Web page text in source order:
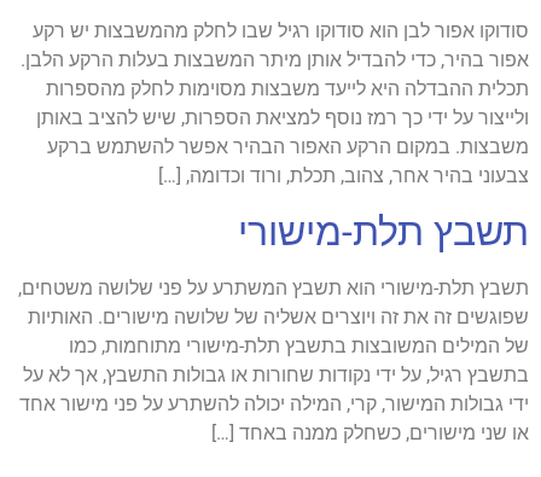
סודוקו אפור לבן הוא סודוקו רגיל שבו לחלק מהמשבצות יש רקע
אפור בהיר, כדי להבדיל אותן מיתר המשבצות בעלות הרקע הלבן.
תכלית ההבדלה היא לייעד משבצות מסוימות לחלק מהספרות
ולייצור על ידי כך רמז נוסף למציאת הספרות, שיש להציב באותן
משבצות. במקום הרקע האפור הבהיר אפשר להשתמש ברקע
צבעוני בהיר אחר, צהוב, תכלת, ורוד וכדומה, […]
תשבץ תלת-מישורי
תשבץ תלת-מישורי הוא תשבץ המשתרע על פני שלושה משטחים,
שפוגשים זה את זה ויוצרים אשליה של שלושה מישורים. האותיות
של המילים המשובצות בתשבץ תלת-מישורי מתוחמות, כמו
בתשבץ רגיל, על ידי נקודות שחורות או גבולות התשבץ, אך לא על
ידי גבולות המישור, קרי, המילה יכולה להשתרע על פני מישור אחד
או שני מישורים, כשחלק ממנה באחד […]